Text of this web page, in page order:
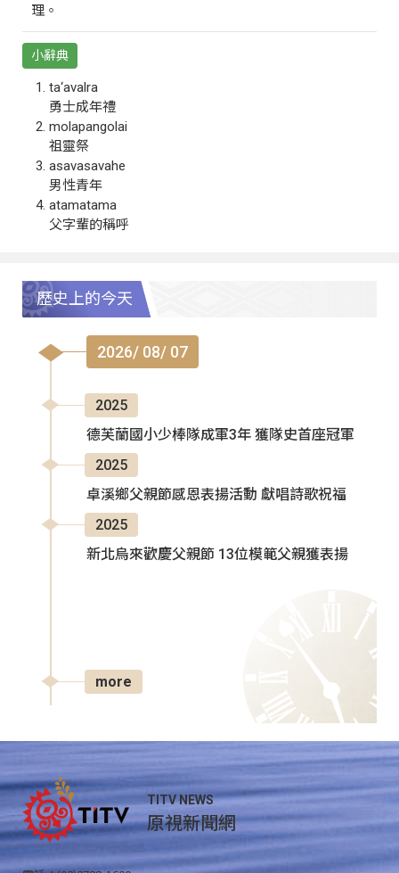
理。
小辭典
ta‘avalra
勇士成年禮
molapangolai
祖靈祭
asavasavahe
男性青年
atamatama
父字輩的稱呼
歷史上的今天
2026/ 08/ 07
2025
德芙蘭國小少棒隊成軍3年 獲隊史首座冠軍
2025
卓溪鄉父親節感恩表揚活動 獻唱詩歌祝福
2025
新北烏來歡慶父親節 13位模範父親獲表揚
more
TITV NEWS
原視新聞網